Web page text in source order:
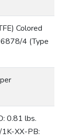
Colored
4 (Type
0.81 lbs.
XX-PB: